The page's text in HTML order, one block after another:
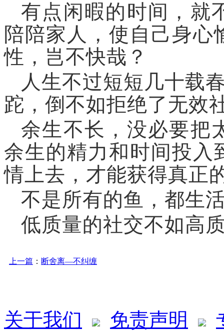
有点闲暇的时间，就
陪陪家人，使自己身
性，岂不快哉？
人生不过短短几十载
跎，倒不如拒绝了无效
余生不长，没必要把
余生的精力和时间投入
情上去，才能获得真正
不是所有的鱼，都生
低质量的社交不如高
上一篇 ： 断舍离—不纠缠
关于我们 免责声明